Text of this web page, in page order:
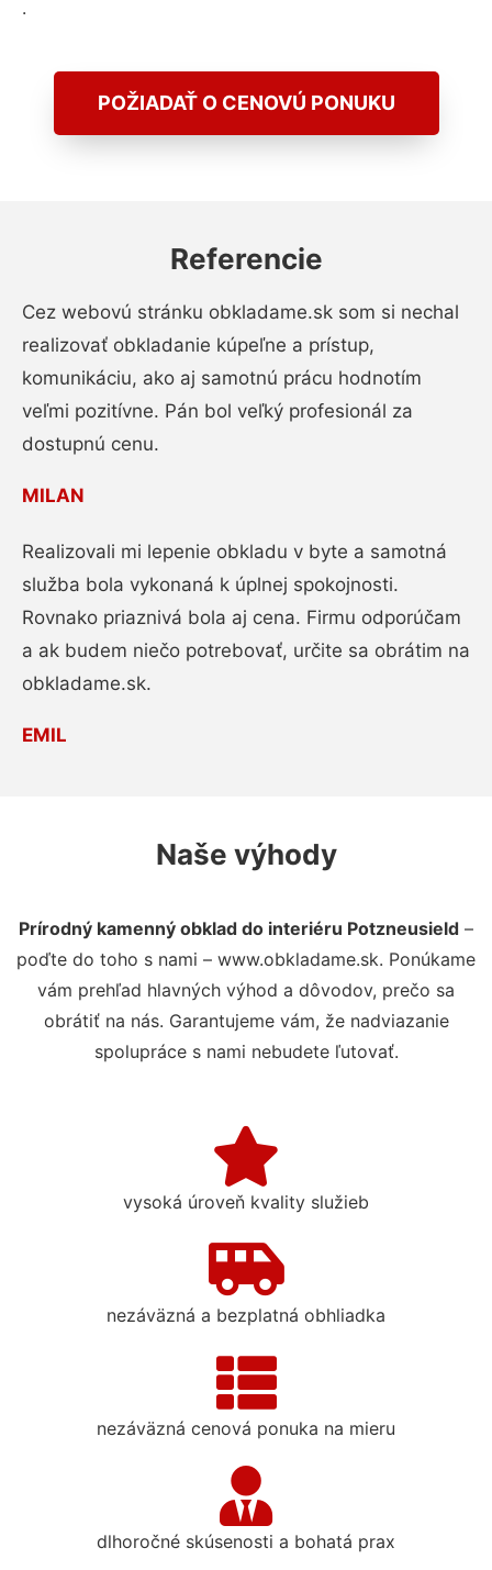
.
POŽIADAŤ O CENOVÚ PONUKU
Referencie
Cez webovú stránku obkladame.sk som si nechal
realizovať obkladanie kúpeľne a prístup,
komunikáciu, ako aj samotnú prácu hodnotím
veľmi pozitívne. Pán bol veľký profesionál za
dostupnú cenu.
MILAN
Realizovali mi lepenie obkladu v byte a samotná
služba bola vykonaná k úplnej spokojnosti.
Rovnako priaznivá bola aj cena. Firmu odporúčam
a ak budem niečo potrebovať, určite sa obrátim na
obkladame.sk.
EMIL
Naše výhody
Prírodný kamenný obklad do interiéru Potzneusield –
poďte do toho s nami – www.obkladame.sk. Ponúkame
vám prehľad hlavných výhod a dôvodov, prečo sa
obrátiť na nás. Garantujeme vám, že nadviazanie
spolupráce s nami nebudete ľutovať.
vysoká úroveň kvality služieb
nezáväzná a bezplatná obhliadka
nezáväzná cenová ponuka na mieru
dlhoročné skúsenosti a bohatá prax